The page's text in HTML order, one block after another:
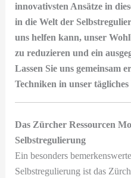
innovativsten Ansätze in
in die Welt der
uns helfen kann, unser
zu reduzieren und ein
Lassen Sie uns gemeinsam
Techniken in unser
Das Zürcher Ressourcen
Selbstregulierung
Ein besonders
Selbstregulierung ist das